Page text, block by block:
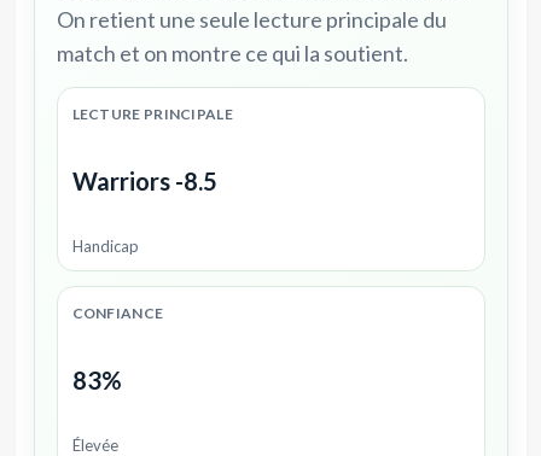
On retient une seule lecture principale du
match et on montre ce qui la soutient.
LECTURE PRINCIPALE
Warriors -8.5
Handicap
CONFIANCE
83%
Élevée